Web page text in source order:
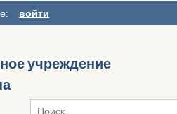
войти
учреждение
Искать: